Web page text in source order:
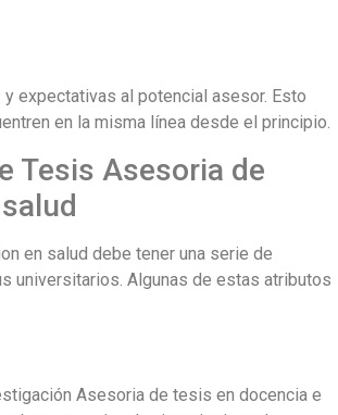
expectativas al potencial asesor. Esto
en la misma línea desde el principio.
Tesis Asesoria de
en salud debe tener una serie de
universitarios. Algunas de estas atributos
Asesoria de tesis en docencia e